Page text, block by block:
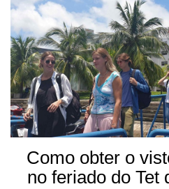
Como obter o
no feriado do Tet